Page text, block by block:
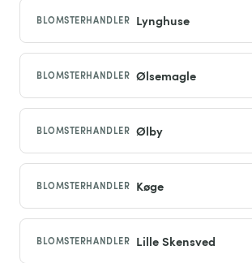
BLOMSTERHANDLER Lynghuse
BLOMSTERHANDLER Ølsemagle
BLOMSTERHANDLER Ølby
BLOMSTERHANDLER Køge
BLOMSTERHANDLER Lille Skensved